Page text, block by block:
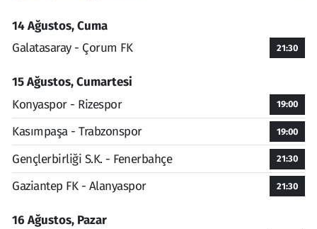
14 Ağustos, Cuma
Galatasaray - Çorum FK
21:30
15 Ağustos, Cumartesi
Konyaspor - Rizespor
19:00
Kasımpaşa - Trabzonspor 19:00
Gençlerbirliği S.K. - Fenerbahçe 21:30
Gaziantep FK - Alanyaspor 21:30
16 Ağustos, Pazar